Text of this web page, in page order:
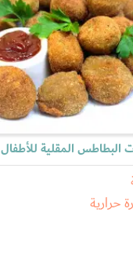
البطاطس المقلية للأطفال